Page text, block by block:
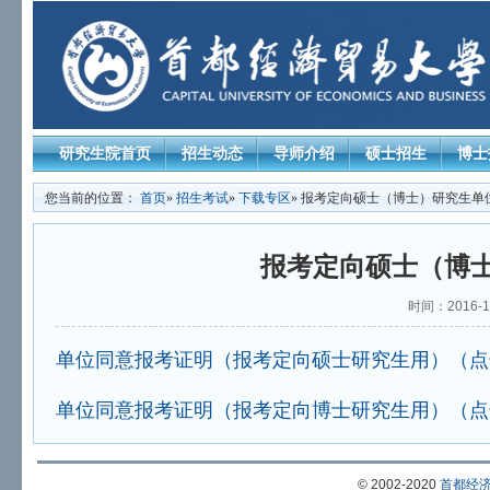
研究生院首页 招生动态 导师介绍 硕士招生 博
您当前的位置： 首页» 招生考试» 下载专区» 报考定向硕士（博士）研究生单
报考定向硕士（博
时间：2016-
单位同意报考证明（报考定向硕士研究生用）（
单位同意报考证明（报考定向博士研究生用）（
© 2002-2020 首都经